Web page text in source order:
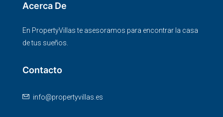
Acerca De
En PropertyVillas te asesoramos para encontrar la casa
de tus sueños.
Contacto
info@propertyvillas.es